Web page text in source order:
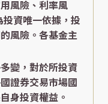
風險、利率風
投資唯一依據，投
風險。各基金主
變，對於所投資
證券交易市場國
身投資權益。